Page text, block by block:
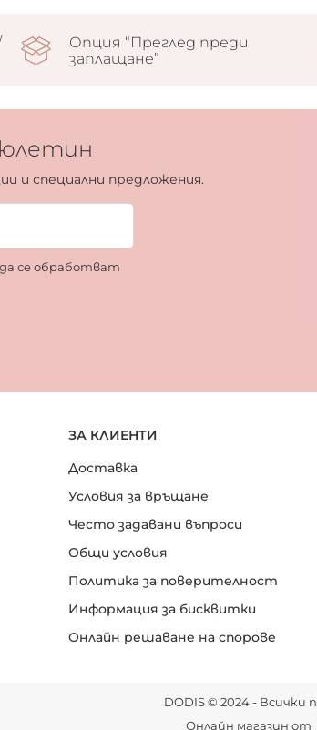
Опция “Преглед преди
заплащане”
и специални предложения.
се обработват
ЗА КЛИЕНТИ
Доставка
Условия за връщане
Често задавани въпроси
Общи условия
Политика за поверителност
Информация за бисквитки
Онлайн решаване на спорове
DODIS © 2024 - Всички
Онлайн магазин от